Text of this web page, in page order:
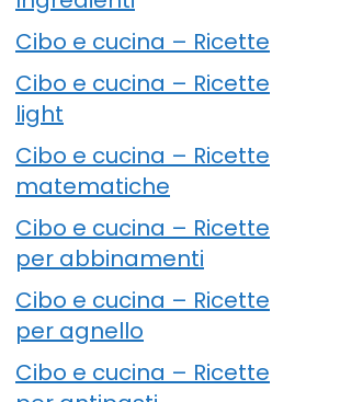
Cibo e cucina – Ricette
Cibo e cucina – Ricette
light
Cibo e cucina – Ricette
matematiche
Cibo e cucina – Ricette
per abbinamenti
Cibo e cucina – Ricette
per agnello
Cibo e cucina – Ricette